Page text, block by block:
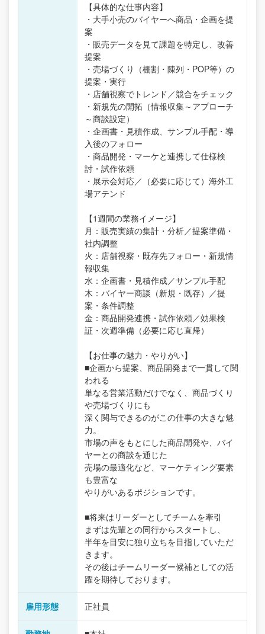
【具体的な仕事内容】
・大手小売のバイヤーへ商品・企画を提
案
・販売データを見て課題を特定し、改善
提案
・売場づくり（棚割・陳列・POP等）の
提案・実行
・店舗視察でトレンド／競合をチェック
・新規先の開拓（情報収集～アプローチ
～商談設定）
・企画書・見積作成、サンプル手配・導
入後のフォロー
・商品開発・マーケと連携して仕様検
討・試作依頼
・展示会対応／（必要に応じて）海外工
場アテンド
【1週間の業務イメージ】
月：販売実績の集計・分析／提案準備・
社内調整
火：店舗視察・既存先フォロー・新規情
報収集
水：企画書・見積作成／サンプル手配
木：バイヤー商談（新規・既存）／提
案・条件調整
金：商品開発連携・試作依頼／効果検
証・次週準備（必要に応じ直帰）
【お仕事の魅力・やりがい】
■企画から提案、商品開発まで一貫して関
われる
単なる営業活動だけでなく、商品づくり
や売場づくりにも
深く関与できるのがこの仕事の大きな魅
力。
市場の声をもとにした商品開発や、バイ
ヤーとの商談を通じた
売場の最適化など、マーケティング要素
も豊富な
やりがいあるポジションです。
■将来はリーダーとしてチームを牽引
まずは先輩との同行からスタートし、
半年を目安に独り立ちを目指していただ
きます。
その後はチームリーダー候補としての活
躍を期待しております。
雇用形態 正社員